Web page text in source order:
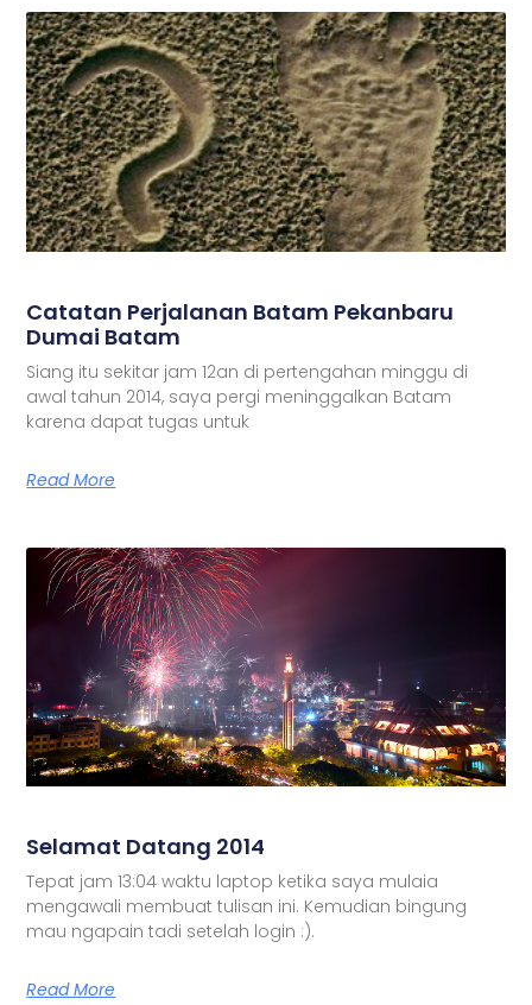
Catatan Perjalanan Batam Pekanbaru
Dumai Batam
Siang itu sekitar jam 12an di pertengahan minggu di
awal tahun 2014, saya pergi meninggalkan Batam
karena dapat tugas untuk
Read More
Selamat Datang 2014
Tepat jam 13:04 waktu laptop ketika saya mulaia
mengawali membuat tulisan ini. Kemudian bingung
mau ngapain tadi setelah login :).
Read More